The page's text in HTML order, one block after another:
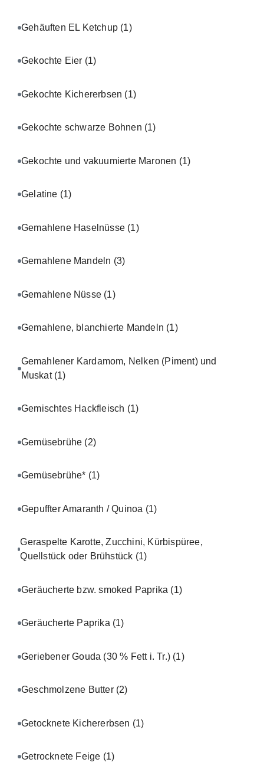
Gehäuften EL Ketchup (1)
Gekochte Eier (1)
Gekochte Kichererbsen (1)
Gekochte schwarze Bohnen (1)
Gekochte und vakuumierte Maronen (1)
Gelatine (1)
Gemahlene Haselnüsse (1)
Gemahlene Mandeln (3)
Gemahlene Nüsse (1)
Gemahlene, blanchierte Mandeln (1)
Gemahlener Kardamom, Nelken (Piment) und
Muskat (1)
Gemischtes Hackfleisch (1)
Gemüsebrühe (2)
Gemüsebrühe* (1)
Gepuffter Amaranth / Quinoa (1)
Geraspelte Karotte, Zucchini, Kürbispüree,
Quellstück oder Brühstück (1)
Geräucherte bzw. smoked Paprika (1)
Geräucherte Paprika (1)
Geriebener Gouda (30 % Fett i. Tr.) (1)
Geschmolzene Butter (2)
Getocknete Kichererbsen (1)
Getrocknete Feige (1)